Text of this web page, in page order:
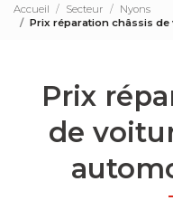
Accueil Secteur
Nyons
Prix réparation châssis
Prix
de